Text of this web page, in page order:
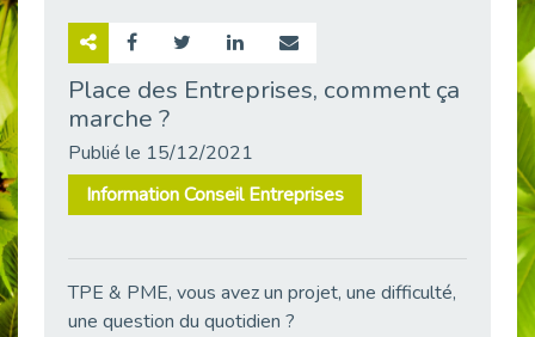
Publié le 30/05/2026
Publié le 21/05/2026
Place des Entreprises, comment ça
marche ?
Publié le 15/12/2021
Information Conseil Entreprises
TPE & PME, vous avez un projet, une difficulté,
une question du quotidien ?